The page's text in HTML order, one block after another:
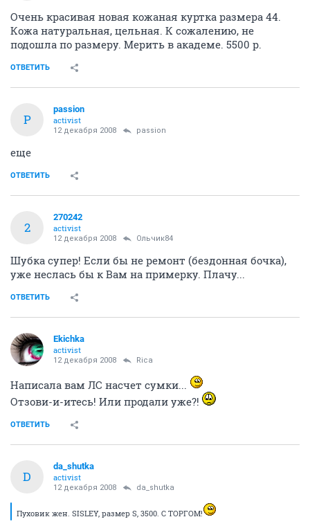
Очень красивая новая кожаная куртка размера 44.
Кожа натуральная, цельная. К сожалению, не
подошла по размеру. Мерить в академе. 5500 р.
ОТВЕТИТЬ
P
passion
activist
12 декабря 2008 passion
еще
ОТВЕТИТЬ
2
270242
activist
12 декабря 2008 Ольчик84
Шубка супер! Если бы не ремонт (бездонная бочка),
уже неслась бы к Вам на примерку. Плачу...
ОТВЕТИТЬ
Ekichka
activist
12 декабря 2008 Rica
Написала вам ЛС насчет сумки...
Отзови-и-итесь! Или продали уже?!
ОТВЕТИТЬ
D
da_shutka
activist
12 декабря 2008 da_shutka
Пуховик жен. SISLEY, размер S, 3500. С ТОРГОМ!